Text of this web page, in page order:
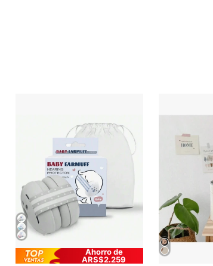
Ahorro de
ARS$2.259